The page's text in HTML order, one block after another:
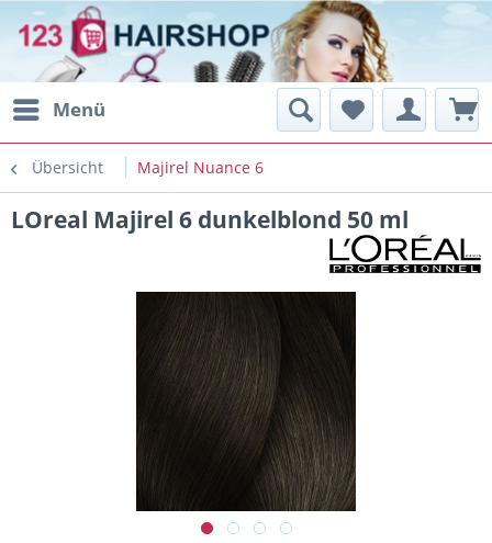
Menü
Übersicht Majirel Nuance 6
LOreal Majirel 6 dunkelblond 50 ml